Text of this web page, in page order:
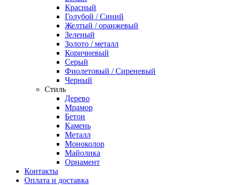
Красный
Голубой / Синий
Желтый / оранжевый
Зеленый
Золото / металл
Коричневый
Серый
Фиолетовый / Сиреневый
Черный
Стиль
Дерево
Мрамор
Бетон
Камень
Металл
Моноколор
Майолика
Орнамент
Контакты
Оплата и доставка